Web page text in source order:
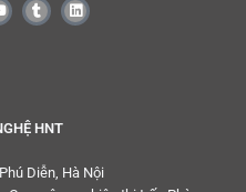
HNT
Diễn, Hà Nội